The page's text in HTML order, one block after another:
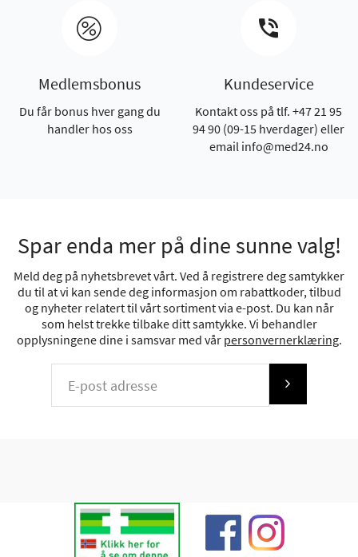
Medlemsbonus
Du får bonus hver gang du
handler hos oss
Kundeservice
Kontakt oss på tlf. +47 21 95
94 90 (09-15 hverdager) eller
email info@med24.no
Spar enda mer på dine sunne valg!
Meld deg på nyhetsbrevet vårt. Ved å registrere deg samtykker
du til at vi kan sende deg informasjon om rabattkoder, tilbud
og nyheter relatert til vårt sortiment via e-post. Du kan når
som helst trekke tilbake ditt samtykke. Vi behandler
opplysningene dine i samsvar med vår personvernerklæring.